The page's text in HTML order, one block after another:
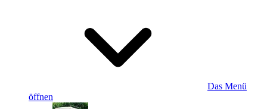
Das Menü
öffnen